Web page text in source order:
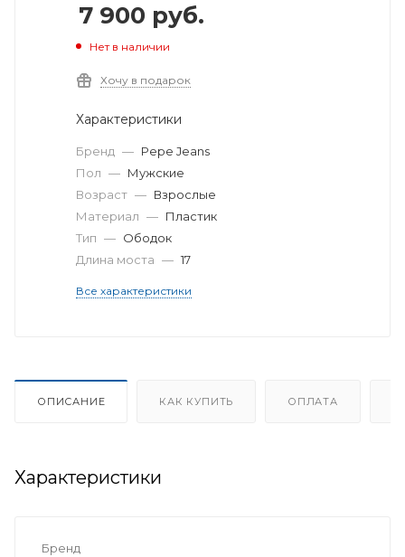
7 900 руб.
Нет в наличии
Хочу в подарок
Характеристики
Бренд — Pepe Jeans
Пол — Мужские
Возраст — Взрослые
Материал — Пластик
Тип — Ободок
Длина моста — 17
Все характеристики
ОПИСАНИЕ КАК КУПИТЬ ОПЛАТА
Характеристики
Бренд